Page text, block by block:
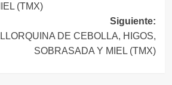
(TMX)
Siguiente:
DE CEBOLLA, HIGOS,
SOBRASADA Y MIEL (TMX)